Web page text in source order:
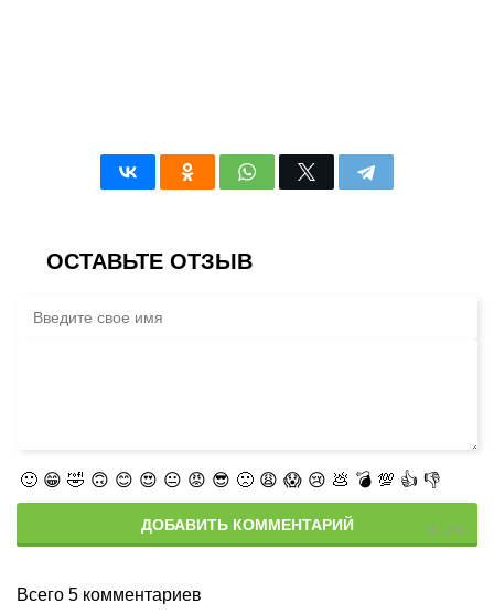
ОСТАВЬТЕ ОТЗЫВ
🙂 😁 🤣 🙃 😊 😍 😐 😡 😎 🙁 😩 😱 😢 💩 💣 💯 👍 👎
ДОБАВИТЬ КОММЕНТАРИЙ
Всего 5 комментариев